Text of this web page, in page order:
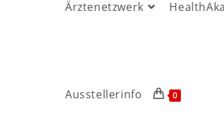
Ärztenetzwerk
Ausstellerinfo 0